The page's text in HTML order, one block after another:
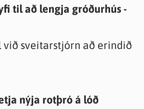
til að lengja gróðurhús -
sveitarstjórn að erindið
nýja rotþró á lóð